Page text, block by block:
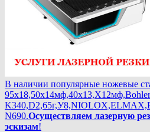
В наличии популярные ножевые
N690.Осуществляем лазерную
эскизам!